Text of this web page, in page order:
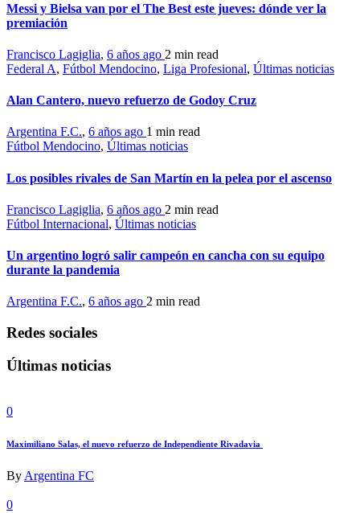
Messi y Bielsa van por el The Best este jueves: dónde ver la
premiación
Francisco Lagiglia, 6 años ago 2 min read
Federal A, Fútbol Mendocino, Liga Profesional, Últimas noticias
Alan Cantero, nuevo refuerzo de Godoy Cruz
Argentina F.C., 6 años ago 1 min read
Fútbol Mendocino, Últimas noticias
Los posibles rivales de San Martín en la pelea por el ascenso
Francisco Lagiglia, 6 años ago 2 min read
Fútbol Internacional, Últimas noticias
Un argentino logró salir campeón en cancha con su equipo
durante la pandemia
Argentina F.C., 6 años ago 2 min read
Redes sociales
Últimas noticias
0
Maximiliano Salas, el nuevo refuerzo de Independiente Rivadavia
By Argentina FC
0